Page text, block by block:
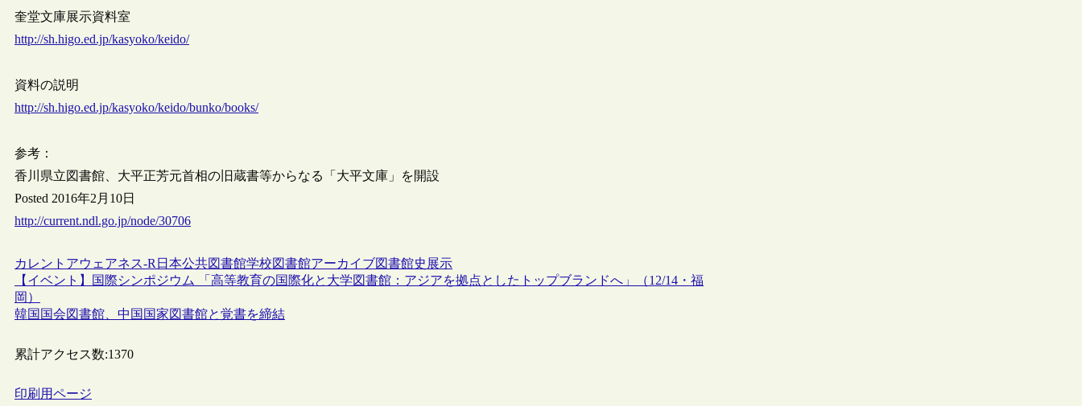
奎堂文庫展示資料室
http://sh.higo.ed.jp/kasyoko/keido/
資料の説明
http://sh.higo.ed.jp/kasyoko/keido/bunko/books/
参考：
香川県立図書館、大平正芳元首相の旧蔵書等からなる「大平文庫」を開設
Posted 2016年2月10日
http://current.ndl.go.jp/node/30706
カレントアウェアネス-R 日本公共図書館学校図書館アーカイブ図書館史 展示
【イベント】国際シンポジウム 「高等教育の国際化と大学図書館：アジアを拠点としたトップブランドへ」（12/14・福
岡）
韓国国会図書館、中国国家図書館と覚書を締結
累計アクセス数:1370
印刷用ページ